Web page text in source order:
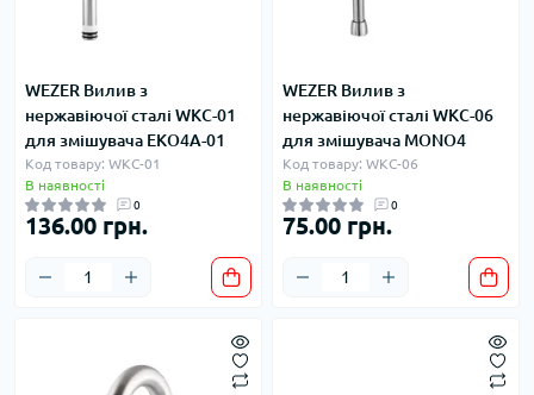
WEZER Вилив з
нержавіючої сталі WKC-01
для змішувача ЕКО4A-01
Код товару: WKC-01
В наявності
0
136.00 грн.
WEZER Вилив з
нержавіючої сталі WKC-06
для змішувача MONO4
Код товару: WKC-06
В наявності
0
75.00 грн.